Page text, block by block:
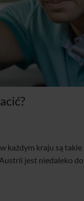
każdym kraju są
jest niedaleko